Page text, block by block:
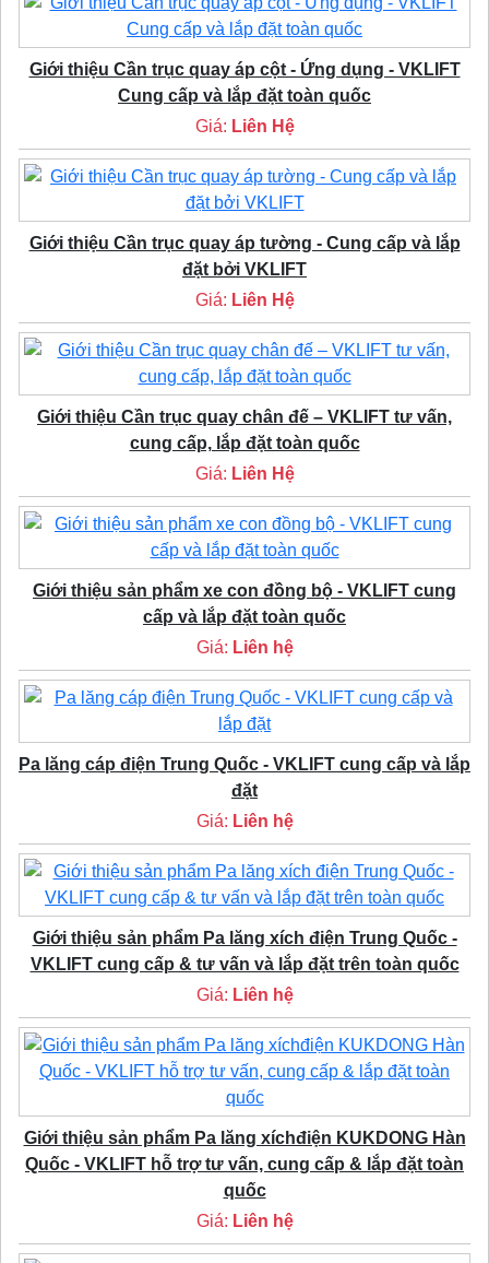
Giới thiệu Cần trục quay áp cột - Ứng dụng - VKLIFT
Cung cấp và lắp đặt toàn quốc
Giá: Liên Hệ
Giới thiệu Cần trục quay áp tường - Cung cấp và lắp
đặt bởi VKLIFT
Giá: Liên Hệ
Giới thiệu Cần trục quay chân đế – VKLIFT tư vấn,
cung cấp, lắp đặt toàn quốc
Giá: Liên Hệ
Giới thiệu sản phẩm xe con đồng bộ - VKLIFT cung
cấp và lắp đặt toàn quốc
Giá: Liên hệ
Pa lăng cáp điện Trung Quốc - VKLIFT cung cấp và lắp
đặt
Giá: Liên hệ
Giới thiệu sản phẩm Pa lăng xích điện Trung Quốc -
VKLIFT cung cấp & tư vấn và lắp đặt trên toàn quốc
Giá: Liên hệ
Giới thiệu sản phẩm Pa lăng xíchđiện KUKDONG Hàn
Quốc - VKLIFT hỗ trợ tư vấn, cung cấp & lắp đặt toàn
quốc
Giá: Liên hệ